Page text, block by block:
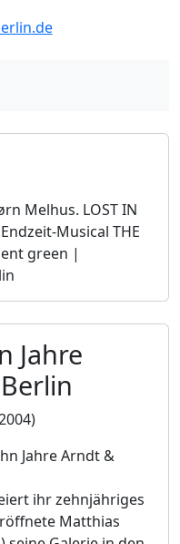
Melhus. LOST IN
Musical THE
green |
Jahre
ihr zehnjähriges
Matthias